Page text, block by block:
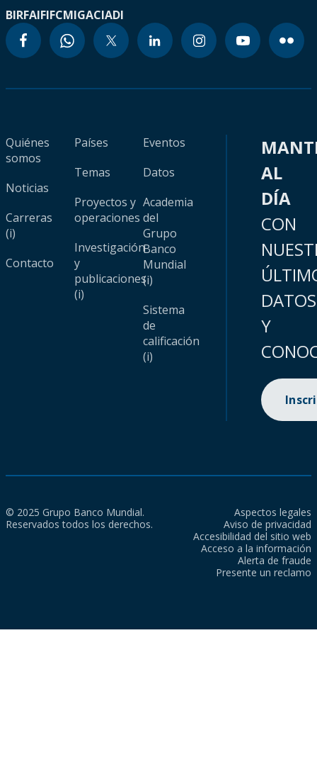
BIRFAIFIFCMIGACIADI
Quiénes
somos
Noticias
Carreras
(i)
Contacto
Países
Temas
Proyectos y
operaciones
Investigación
y
publicaciones
(i)
Eventos
Datos
Academia
del
Grupo
Banco
Mundial
(i)
Sistema
de
calificación
(i)
AL
DÍA
CON
DATOS
Y
© 2025 Grupo Banco Mundial.
Reservados todos los derechos.
Aspectos legales
Aviso de privacidad
Accesibilidad del sitio web
Acceso a la información
Alerta de fraude
Presente un reclamo